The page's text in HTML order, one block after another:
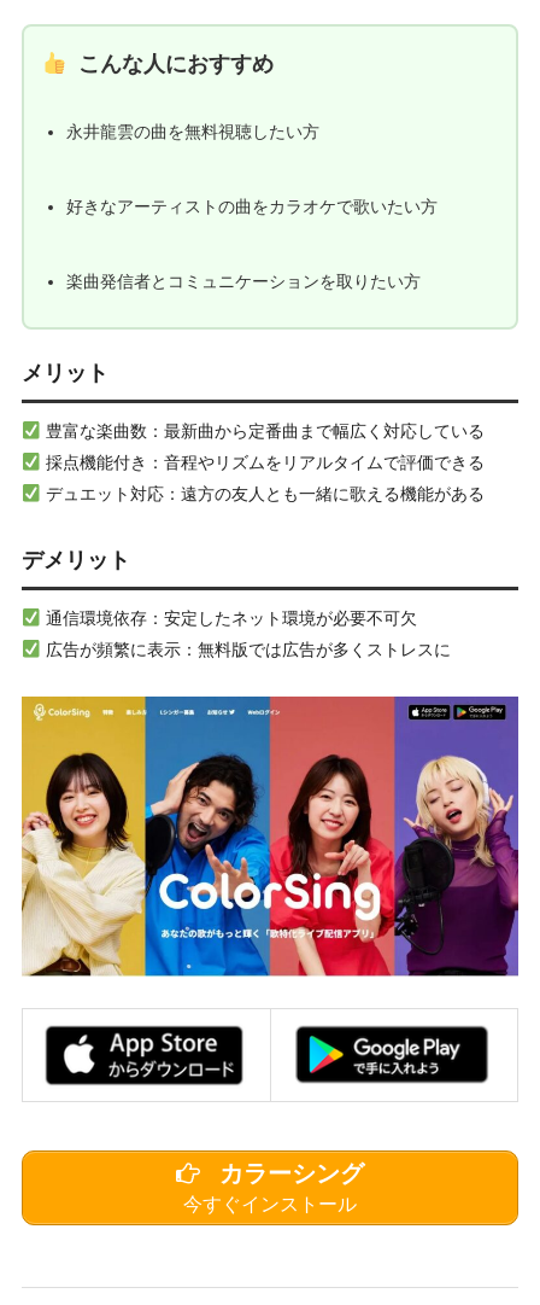
こんな人におすすめ
永井龍雲の曲を無料視聴したい方
好きなアーティストの曲をカラオケで歌いたい方
楽曲発信者とコミュニケーションを取りたい方
メリット
豊富な楽曲数：最新曲から定番曲まで幅広く対応している
採点機能付き：音程やリズムをリアルタイムで評価できる
デュエット対応：遠方の友人とも一緒に歌える機能がある
デメリット
通信環境依存：安定したネット環境が必要不可欠
広告が頻繁に表示：無料版では広告が多くストレスに
カラーシング
今すぐインストール